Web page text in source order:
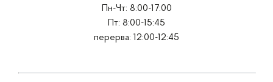
Пн-Чт: 8:00-17:00
Пт: 8:00-15:45
перерва: 12:00-12:45